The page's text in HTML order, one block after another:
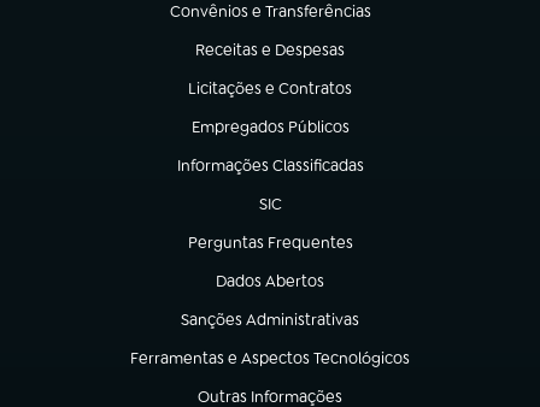
Convênios e Transferências
(abre em nova aba)
Receitas e Despesas
(abre em nova aba)
Licitações e Contratos
(abre em nova aba)
Empregados Públicos
(abre em nova aba)
Informações Classificadas
(abre em nova aba)
SIC
(abre em nova aba)
Perguntas Frequentes
(abre em nova aba)
Dados Abertos
(abre em nova aba)
Sanções Administrativas
(abre em nova aba)
Ferramentas e Aspectos Tecnológicos
(abre em nova aba)
Outras Informações